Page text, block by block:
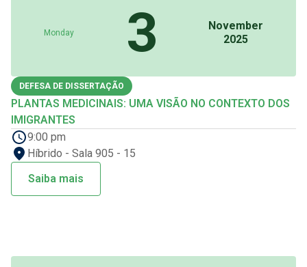
Monday 3
November
2025
DEFESA DE DISSERTAÇÃO
PLANTAS MEDICINAIS: UMA VISÃO NO CONTEXTO DOS
IMIGRANTES
9:00 pm
Híbrido - Sala 905 - 15
Saiba mais